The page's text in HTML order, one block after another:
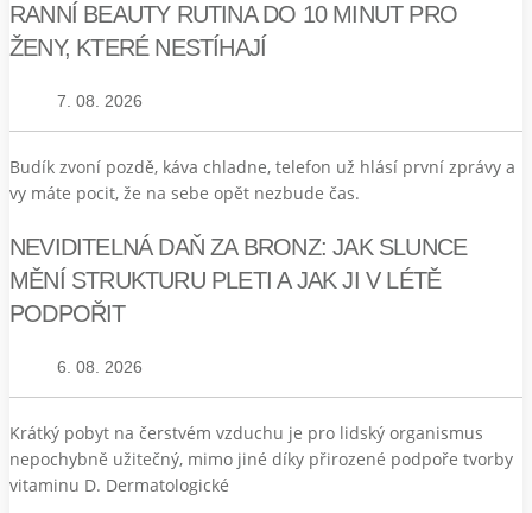
RANNÍ BEAUTY RUTINA DO 10 MINUT PRO
ŽENY, KTERÉ NESTÍHAJÍ
7. 08. 2026
Budík zvoní pozdě, káva chladne, telefon už hlásí první zprávy a
vy máte pocit, že na sebe opět nezbude čas.
NEVIDITELNÁ DAŇ ZA BRONZ: JAK SLUNCE
MĚNÍ STRUKTURU PLETI A JAK JI V LÉTĚ
PODPOŘIT
6. 08. 2026
Krátký pobyt na čerstvém vzduchu je pro lidský organismus
nepochybně užitečný, mimo jiné díky přirozené podpoře tvorby
vitaminu D. Dermatologické